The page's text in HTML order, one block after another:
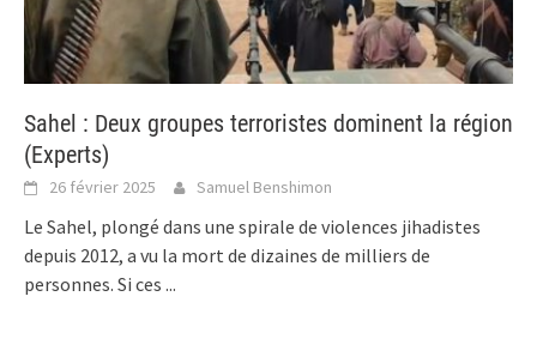
Sahel : Deux groupes terroristes dominent la région
(Experts)
26 février 2025 Samuel Benshimon
Le Sahel, plongé dans une spirale de violences jihadistes
depuis 2012, a vu la mort de dizaines de milliers de
personnes. Si ces ...